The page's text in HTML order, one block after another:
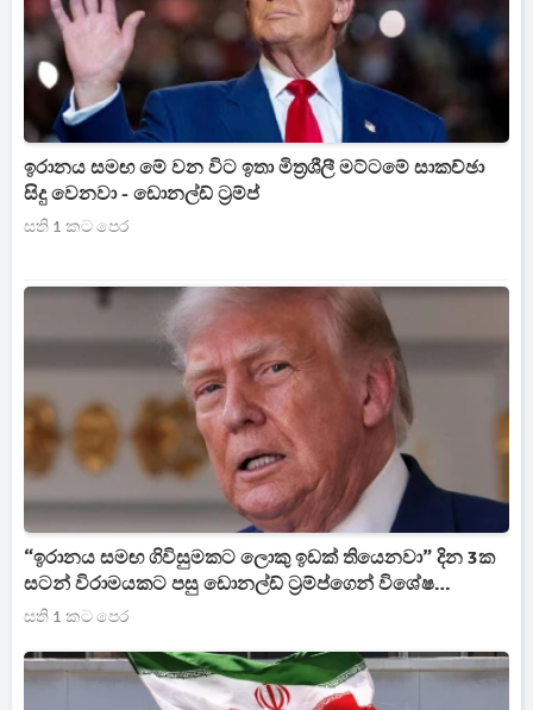
ඉරානය සමඟ මේ වන විට ඉතා මිත්‍රශීලී මට්ටමේ සාකච්ඡා
සිදු වෙනවා - ඩොනල්ඩ් ට්‍රම්ප්
සති 1 කට පෙර
“ඉරානය සමඟ ගිවිසුමකට ලොකු ඉඩක් තියෙනවා” දින 3ක
සටන් විරාමයකට පසු ඩොනල්ඩ් ට්‍රම්ප්ගෙන් විශේෂ
ප්‍රකාශයක්
සති 1 කට පෙර